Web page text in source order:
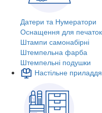
Датери та Нумератори
Оснащення для печаток
Штампи самонабірні
Штемпельна фарба
Штемпельні подушки
Настільне приладдя